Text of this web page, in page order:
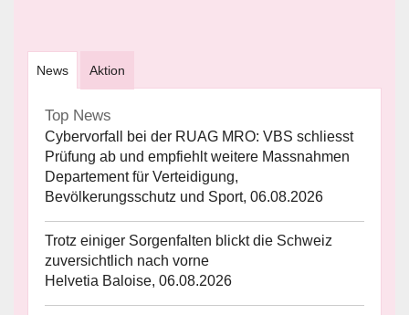
News Aktion
Top News
Cybervorfall bei der RUAG MRO: VBS schliesst
Prüfung ab und empfiehlt weitere Massnahmen
Departement für Verteidigung,
Bevölkerungsschutz und Sport, 06.08.2026
Trotz einiger Sorgenfalten blickt die Schweiz
zuversichtlich nach vorne
Helvetia Baloise, 06.08.2026